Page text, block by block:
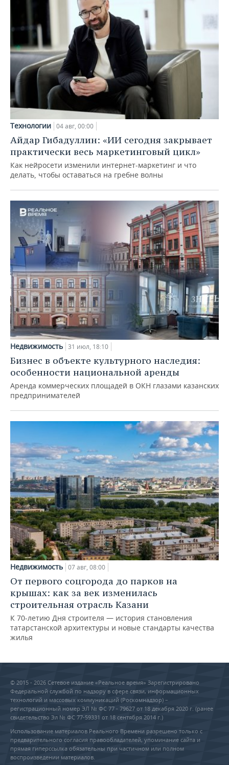
Технологии 04 авг, 00:00
Айдар Гибадуллин: «ИИ сегодня закрывает
практически весь маркетинговый цикл»
Как нейросети изменили интернет-маркетинг и что
делать, чтобы оставаться на гребне волны
Недвижимость 31 июл, 18:10
Бизнес в объекте культурного наследия:
особенности национальной аренды
Аренда коммерческих площадей в ОКН глазами казанских
предпринимателей
Недвижимость 07 авг, 08:00
От первого соцгорода до парков на
крышах: как за век изменилась
строительная отрасль Казани
К 70-летию Дня строителя — история становления
татарстанской архитектуры и новые стандарты качества
жилья
© 2015 - 2026 Сетевое издание «Реальное время» Зарегистрировано
Федеральной службой по надзору в сфере связи, информационных
технологий и массовых коммуникаций (Роскомнадзор) –
регистрационный номер ЭЛ № ФС 77 - 79627 от 18 декабря 2020 г. (ранее
свидетельство Эл № ФС 77-59331 от 18 сентября 2014 г.)
Использование материалов Реального Времени разрешено только с
предварительного согласия правообладателей, упоминание сайта и
прямая гиперссылка обязательны при частичном или полном
воспроизведении материалов.